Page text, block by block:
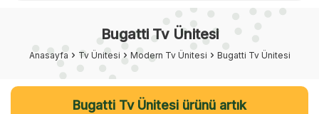
Bugatti Tv Ünitesi
Anasayfa Tv Ünitesi Modern Tv Ünitesi Bugatti Tv Ünitesi
Bugatti Tv Ünitesi ürünü artık